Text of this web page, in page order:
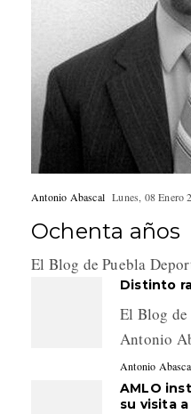
Antonio Abascal Lunes, 08 Enero
Ochenta años
El Blog de Puebla
Distinto
El Blog de
Antonio
Antonio
AMLO
su visita